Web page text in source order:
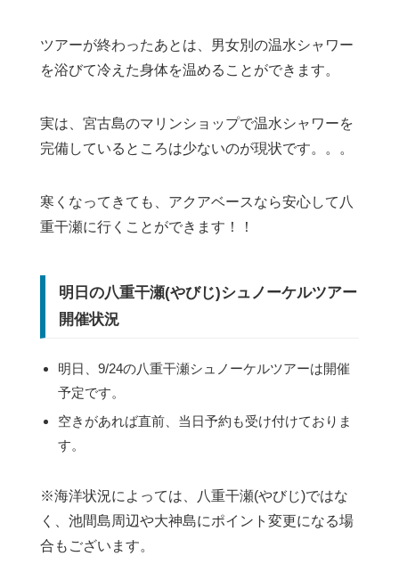
ツアーが終わったあとは、男女別の温水シャワー
を浴びて冷えた身体を温めることができます。
実は、宮古島のマリンショップで温水シャワーを
完備しているところは少ないのが現状です。。。
寒くなってきても、アクアベースなら安心して八
重干瀬に行くことができます！！
明日の八重干瀬(やびじ)シュノーケルツアー
開催状況
明日、9/24の八重干瀬シュノーケルツアーは開催
予定です。
空きがあれば直前、当日予約も受け付けておりま
す。
※海洋状況によっては、八重干瀬(やびじ)ではな
く、池間島周辺や大神島にポイント変更になる場
合もございます。